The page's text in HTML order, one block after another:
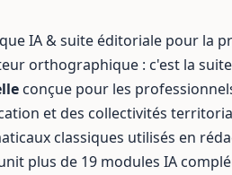
IA & suite éditoriale pour la
orthographique : c'est la
conçue pour les
et des collectivités
classiques utilisés en
plus de 19 modules IA